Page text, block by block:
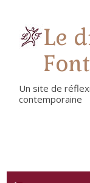
Le
Un site de
contemporaine